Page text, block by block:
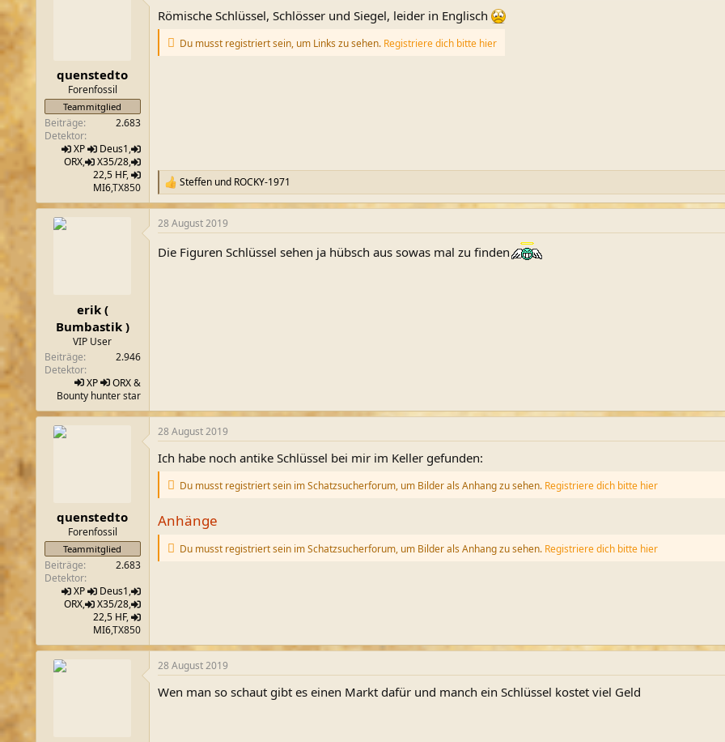
i
quenstedto
Forenfossil
Teammitglied
Beiträge
2.683
Detektor
XP
Deus1,
ORX, X35/28,
22,5 HF,
MI6,TX850
Römische Schlüssel, Schlösser und Siegel, leider in Englisch
Du musst registriert sein, um Links zu sehen. Registriere dich bitte hier
R
e
a
k
i
Steffenund ROCKY-1971
erik (
Bumbastik )
VIP User
Beiträge
2.946
Detektor
XP
ORX&
Bounty hunter star
28 August 2019
Die Figuren Schlüssel sehen ja hübsch aus sowas mal zu finden
quenstedto
Forenfossil
Teammitglied
Beiträge
2.683
Detektor
XP
Deus1,
ORX, X35/28,
22,5 HF,
MI6,TX850
28 August 2019
Ich habe noch antike Schlüssel bei mir im Keller gefunden:
Du musst registriert sein im Schatzsucherforum, um Bilder als Anhang zu sehen. Registriere dich bitte hier
Anhänge
Du musst registriert sein im Schatzsucherforum, um Bilder als Anhang zu sehen. Registriere dich bitte hier
28 August 2019
Wen man so schaut gibt es einen Markt dafür und manch ein Schlüssel kostet viel Geld